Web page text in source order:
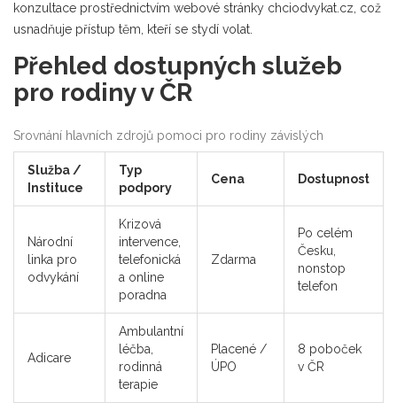
konzultace prostřednictvím webové stránky chciodvykat.cz, což
usnadňuje přístup těm, kteří se stydí volat.
Přehled dostupných služeb
pro rodiny v ČR
Srovnání hlavních zdrojů pomoci pro rodiny závislých
Služba /
Instituce
Typ
podpory
Cena Dostupnost
Národní
linka pro
odvykání
Krizová
intervence,
telefonická
a online
poradna
Zdarma
Po celém
Česku,
nonstop
telefon
Adicare
Ambulantní
léčba,
rodinná
terapie
Placené /
ÚPO
8 poboček
v ČR